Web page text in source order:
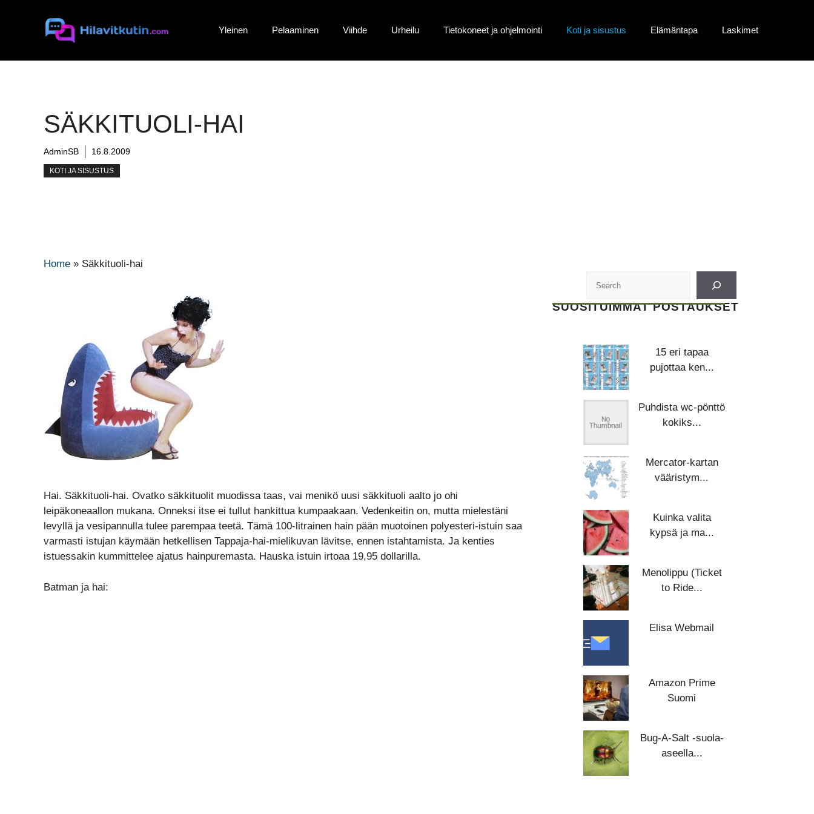
Yleinen Pelaaminen Viihde Urheilu Tietokoneet ja ohjelmointi Koti ja sisustus Elämäntapa Laskimet
SÄKKITUOLI-HAI
AdminSB 16.8.2009
KOTI JA SISUSTUS
Home » Säkkituoli-hai
Hai. Säkkituoli-hai. Ovatko säkkituolit muodissa taas, vai menikö uusi säkkituoli aalto jo ohi
leipäkoneaallon mukana. Onneksi itse ei tullut hankittua kumpaakaan. Vedenkeitin on, mutta mielestäni
levyllä ja vesipannulla tulee parempaa teetä. Tämä 100-litrainen hain pään muotoinen polyesteri-istuin saa
varmasti istujan käymään hetkellisen Tappaja-hai-mielikuvan lävitse, ennen istahtamista. Ja kenties
istuessakin kummittelee ajatus hainpuremasta. Hauska istuin irtoaa 19,95 dollarilla.
Batman ja hai:
SUOSITUIMMAT POSTAUKSET
15 eri tapaa
pujottaa ken...
Puhdista wc-pönttö
kokiks...
Mercator-kartan
vääristym...
Kuinka valita
kypsä ja ma...
Menolippu (Ticket
to Ride...
Elisa Webmail
Amazon Prime
Suomi
Bug-A-Salt -suola-
aseella...